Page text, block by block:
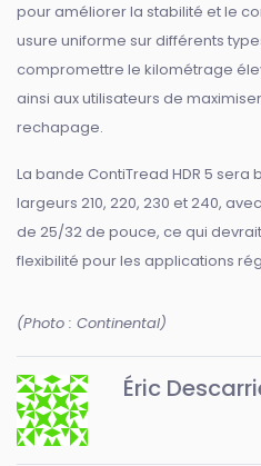
pour améliorer la stabilité et le
usure uniforme sur différents
compromettre le kilométrage
ainsi aux utilisateurs de
rechapage.
La bande ContiTread HDR 5
largeurs 210, 220, 230 et 240,
de 25/32 de pouce, ce qui
flexibilité pour les applications
(Photo : Continental)
Éric